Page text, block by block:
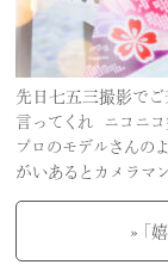
先日七五三撮影で
言ってくれ ニコニ
プロのモデルさん
がいあるとカメラ
» 「